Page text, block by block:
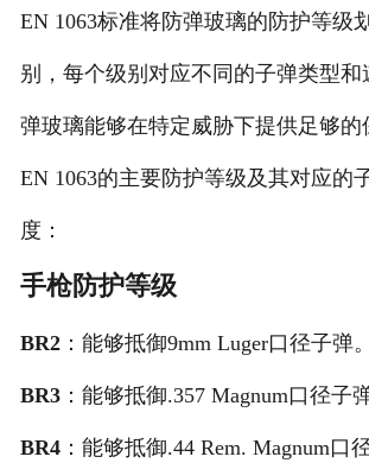
EN 1063标准将防弹玻璃的防护等级
别，每个级别对应不同的子弹类型
弹玻璃能够在特定威胁下提供足够的
EN 1063的主要防护等级及其对应的
度：
手枪防护等级
BR2：能够抵御9mm Luger口径子弹。
BR3：能够抵御.357 Magnum口径子弹
BR4：能够抵御.44 Rem. Magnum口